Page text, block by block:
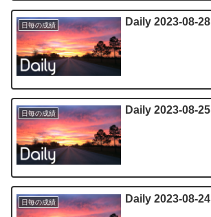
日毎の成績 Daily 2023-08-28
日毎の成績 Daily 2023-08-25
日毎の成績 Daily 2023-08-24